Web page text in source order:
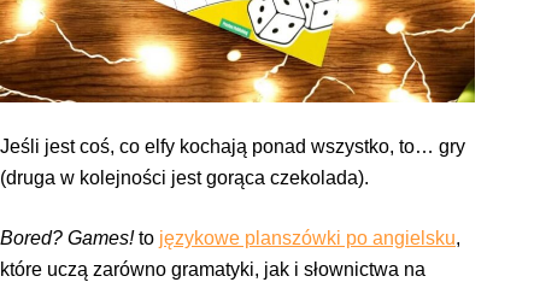
Jeśli jest coś, co elfy kochają ponad wszystko, to… gry
(druga w kolejności jest gorąca czekolada).
Bored? Games!to językowe planszówki po angielsku,
które uczą zarówno gramatyki, jak i słownictwa na